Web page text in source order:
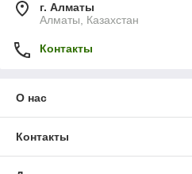
г. Алматы
Алматы, Казахстан
Контакты
О нас
Контакты